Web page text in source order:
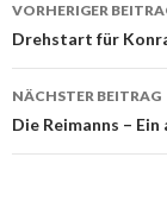
VORHERIGER
Drehstart für
NÄCHSTER BEITRAG
Die Reimanns –